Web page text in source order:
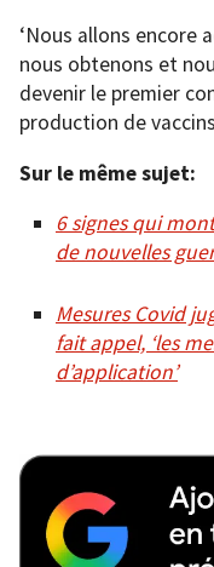
‘Nous allons encore
nous obtenons et
devenir le premier
production de
Sur le même sujet:
6 signes qui
de nouvelles
Mesures Covid
fait appel, ‘les
d’application’